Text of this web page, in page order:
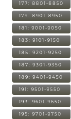
177: 8801-8850
179: 8901-8950
181: 9001-9050
183: 9101-9150
185: 9201-9250
187: 9301-9350
189: 9401-9450
191: 9501-9550
193: 9601-9650
195: 9701-9750